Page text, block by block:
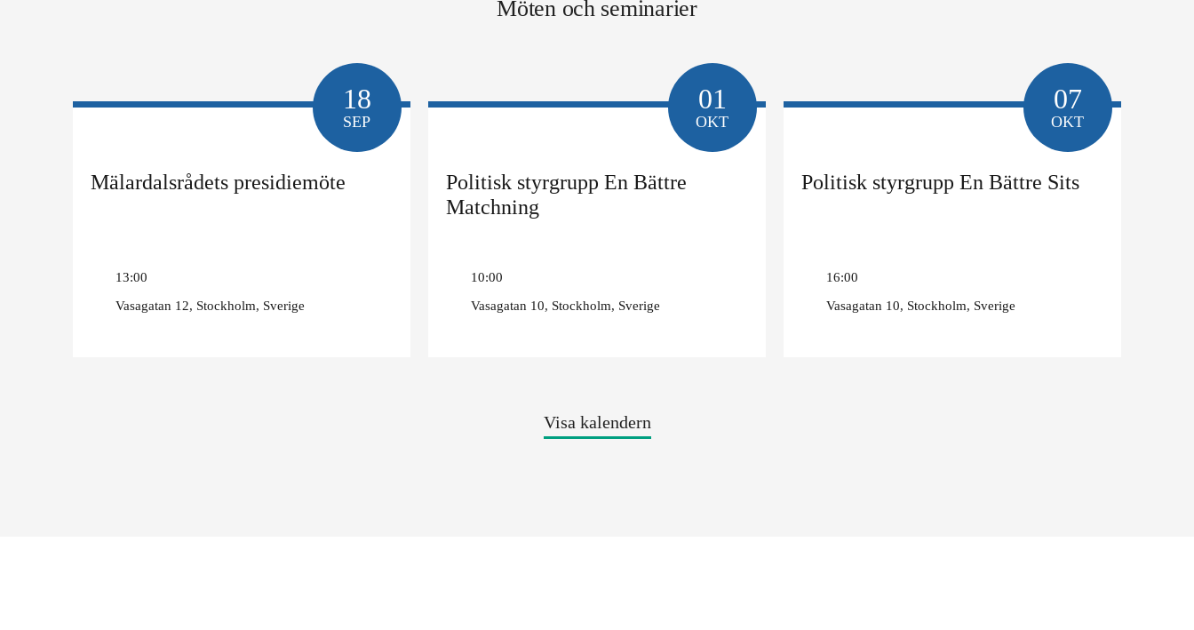
Möten och seminarier
18
SEP
Mälardalsrådets presidiemöte
13:00
Vasagatan 12, Stockholm, Sverige
01
OKT
Politisk styrgrupp En Bättre
Matchning
10:00
Vasagatan 10, Stockholm, Sverige
07
OKT
Politisk styrgrupp En Bättre Sits
16:00
Vasagatan 10, Stockholm, Sverige
Visa kalendern